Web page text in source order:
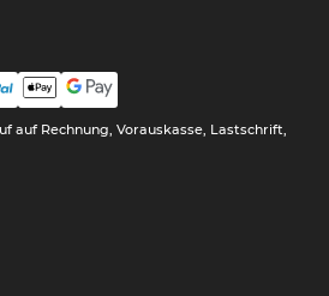
auf Rechnung, Vorauskasse, Lastschrift,